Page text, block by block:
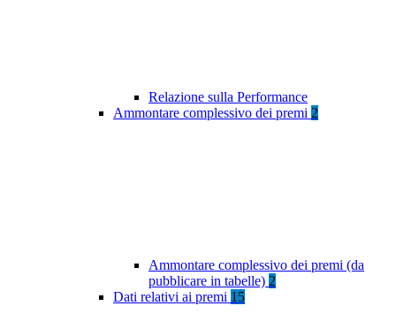
Relazione sulla Performance
Ammontare complessivo dei premi 2
Ammontare complessivo dei premi (da
pubblicare in tabelle) 2
Dati relativi ai premi 15